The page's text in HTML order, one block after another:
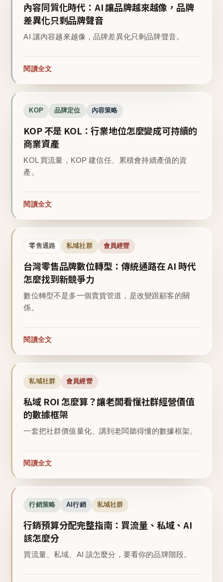
內容同質化時代：AI 讓品牌越來越像，品牌
差異化只剩品牌聲音
AI 讓內容越來越像，品牌差異化只剩品牌聲音。
閱讀全文
KOP 品牌定位 內容策略
KOP 不是 KOL：行業地位怎麼變成可持續的
商業資產
KOL 買流量，KOP 建信任、累積會持續產值的資
產。
閱讀全文
零售通路 私域社群 會員經營
台灣零售品牌數位轉型：傳統通路在 AI 時代
怎麼找到新競爭力
數位轉型不是多一個賣貨管道，是改變跟顧客的關
係。
閱讀全文
私域社群 會員經營
私域 ROI 怎麼算？讓老闆看懂社群經營價值
的數據框架
一套把社群價值量化、講到老闆聽得懂的數據框架。
閱讀全文
行銷策略 AI行銷 私域社群
行銷預算分配完整指南：買流量、私域、AI
該怎麼分
買流量、私域、AI 該怎麼分，要看你的品牌階段。